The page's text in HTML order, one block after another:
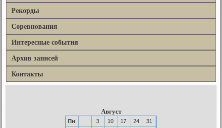
Рекорды
Соревнования
Интересные события
Архив записей
Контакты
Август
Пн 3 10 17 24
31